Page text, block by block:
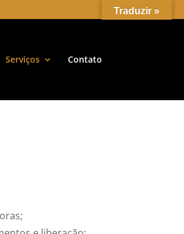
Serviços Contato
Traduzir »